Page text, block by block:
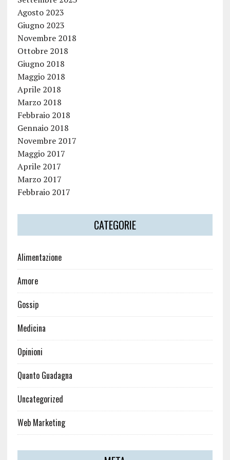
Agosto 2023
Giugno 2023
Novembre 2018
Ottobre 2018
Giugno 2018
Maggio 2018
Aprile 2018
Marzo 2018
Febbraio 2018
Gennaio 2018
Novembre 2017
Maggio 2017
Aprile 2017
Marzo 2017
Febbraio 2017
CATEGORIE
Alimentazione
Amore
Gossip
Medicina
Opinioni
Quanto Guadagna
Uncategorized
Web Marketing